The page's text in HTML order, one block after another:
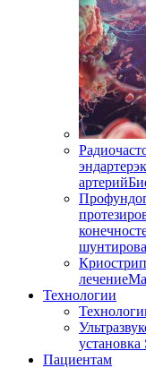
артерий
лечение
Технологии
установка
Пациентам